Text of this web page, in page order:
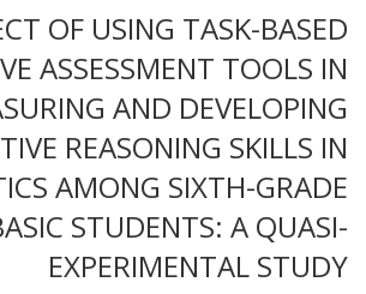
OF USING TASK-BASED
ASSESSMENT TOOLS IN
AND DEVELOPING
REASONING SKILLS IN
AMONG SIXTH-GRADE
STUDENTS: A QUASI-
EXPERIMENTAL STUDY